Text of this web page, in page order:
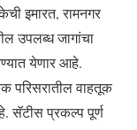
इमारत, रामनगर
उपलब्ध जागांचा
येणार आहे.
परिसरातील वाहतूक
सॅटीस प्रकल्प पूर्ण